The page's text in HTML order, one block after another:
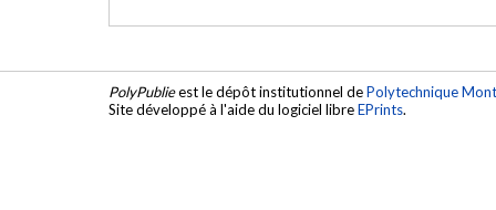
PolyPublieest le dépôt institutionnel dePolytechnique
Site développé à l'aide du logiciel libreEPrints.